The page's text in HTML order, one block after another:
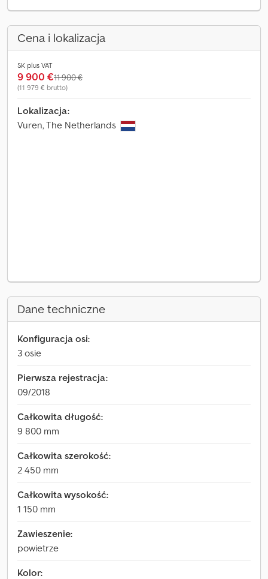
Cena i lokalizacja
SK plus VAT
9 900 €11 900 €
(11 979 € brutto)
Lokalizacja:
Vuren, The Netherlands
Dane techniczne
Konfiguracja osi:
3 osie
Pierwsza rejestracja:
09/2018
Całkowita długość:
9 800 mm
Całkowita szerokość:
2 450 mm
Całkowita wysokość:
1 150 mm
Zawieszenie:
powietrze
Kolor: